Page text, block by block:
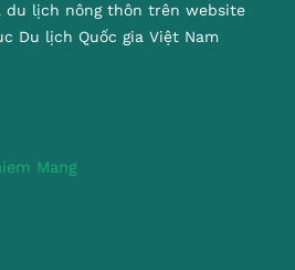
du lịch nông thôn trên website
Du lịch Quốc gia Việt Nam